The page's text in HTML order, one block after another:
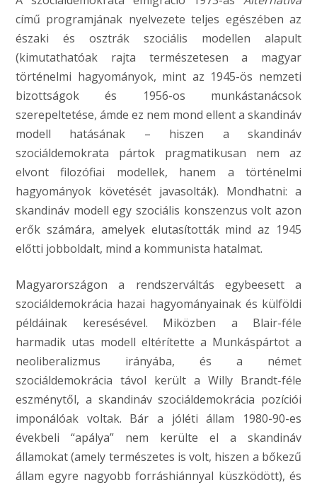
című programjának nyelvezete teljes egészében az
északi és osztrák szociális modellen alapult
(kimutathatóak rajta természetesen a magyar
történelmi hagyományok, mint az 1945-ös nemzeti
bizottságok és 1956-os munkástanácsok
szerepeltetése, ámde ez nem mond ellent a skandináv
modell hatásának – hiszen a skandináv
szociáldemokrata pártok pragmatikusan nem az
elvont filozófiai modellek, hanem a történelmi
hagyományok követését javasolták). Mondhatni: a
skandináv modell egy szociális konszenzus volt azon
erők számára, amelyek elutasították mind az 1945
előtti jobboldalt, mind a kommunista hatalmat.
Magyarországon a rendszerváltás egybeesett a
szociáldemokrácia hazai hagyományainak és külföldi
példáinak keresésével. Miközben a Blair-féle
harmadik utas modell eltérítette a Munkáspártot a
neoliberalizmus irányába, és a német
szociáldemokrácia távol került a Willy Brandt-féle
eszménytől, a skandináv szociáldemokrácia pozíciói
imponálóak voltak. Bár a jóléti állam 1980-90-es
évekbeli “apálya” nem kerülte el a skandináv
államokat (amely természetes is volt, hiszen a bőkezű
állam egyre nagyobb forráshiánnyal küszködött), és